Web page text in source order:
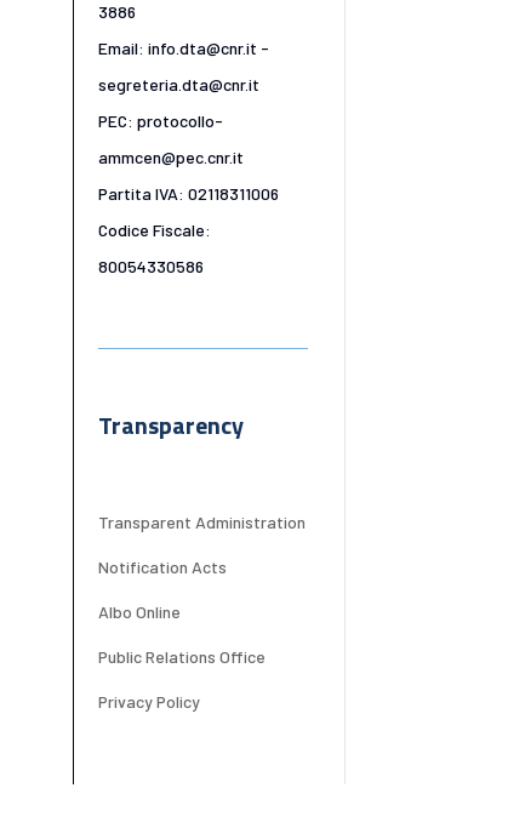
3886
Email: info.dta@cnr.it -
segreteria.dta@cnr.it
PEC: protocollo-
ammcen@pec.cnr.it
Partita IVA: 02118311006
Codice Fiscale:
80054330586
Transparency
Transparent Administration
Notification Acts
Albo Online
Public Relations Office
Privacy Policy